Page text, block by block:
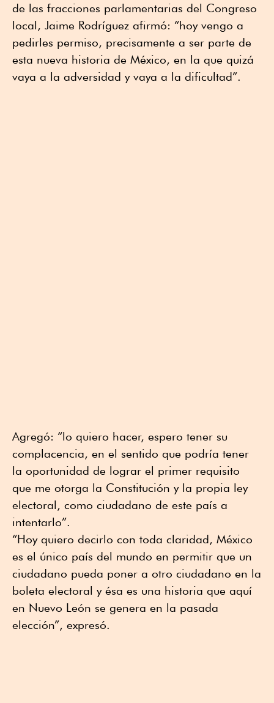
de las fracciones parlamentarias del Congreso
local, Jaime Rodríguez afirmó: “hoy vengo a
pedirles permiso, precisamente a ser parte de
esta nueva historia de México, en la que quizá
vaya a la adversidad y vaya a la dificultad”.
Agregó: “lo quiero hacer, espero tener su
complacencia, en el sentido que podría tener
la oportunidad de lograr el primer requisito
que me otorga la Constitución y la propia ley
electoral, como ciudadano de este país a
intentarlo”.
“Hoy quiero decirlo con toda claridad, México
es el único país del mundo en permitir que un
ciudadano pueda poner a otro ciudadano en la
boleta electoral y ésa es una historia que aquí
en Nuevo León se genera en la pasada
elección”, expresó.